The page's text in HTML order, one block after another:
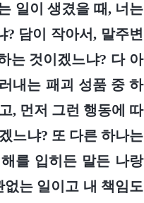
일이 생겼을 때, 너는
담이 작아서, 말주변
는 것이겠느냐? 다 아
내는 패괴 성품 중 하
, 먼저 그런 행동에 따
느냐? 또 다른 하나는
를 입히든 말든 나랑
는 일이고 내 책임도